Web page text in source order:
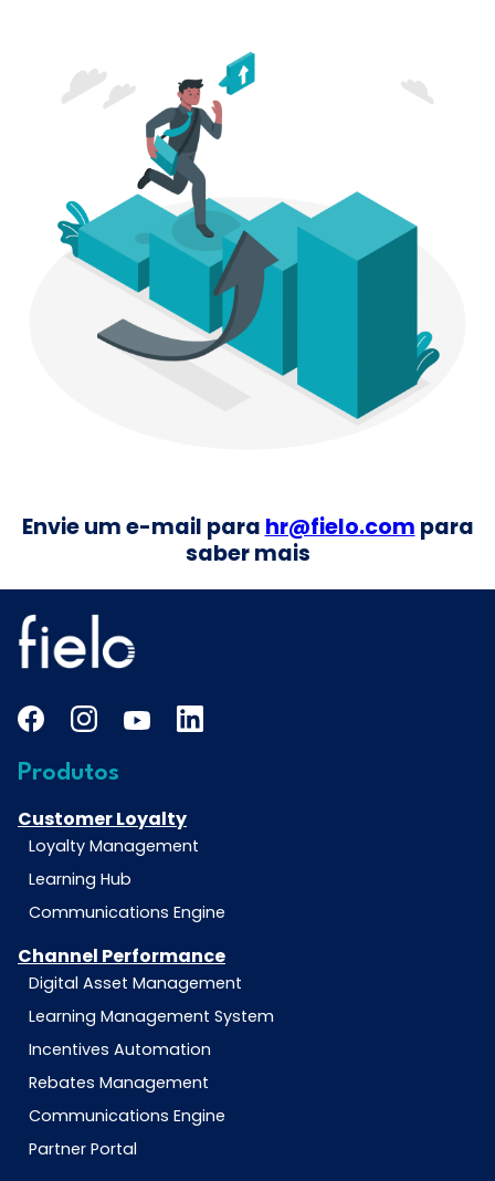
Envie um e-mail para hr@fielo.com para
saber mais
Produtos
Customer Loyalty
Loyalty Management
Learning Hub
Communications Engine
Channel Performance
Digital Asset Management
Learning Management System
Incentives Automation
Rebates Management
Communications Engine
Partner Portal